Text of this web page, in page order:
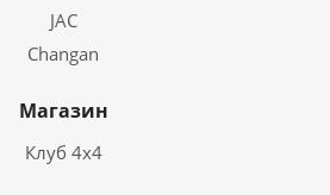
JAC
Changan
Магазин
Клуб 4х4